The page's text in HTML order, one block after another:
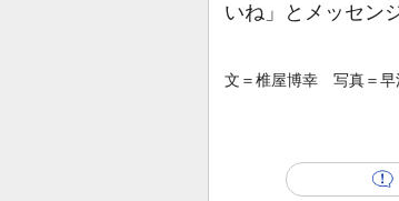
いね」とメッセン
文＝椎屋博幸 写真＝早